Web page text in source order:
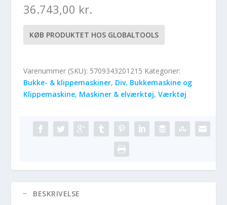
36.743,00 kr.
KØB PRODUKTET HOS GLOBALTOOLS
Varenummer (SKU): 5709343201215 Kategorier:
Bukke- & klippemaskiner, Div. Bukkemaskine og
Klippemaskine, Maskiner & elværktøj,Værktøj
BESKRIVELSE